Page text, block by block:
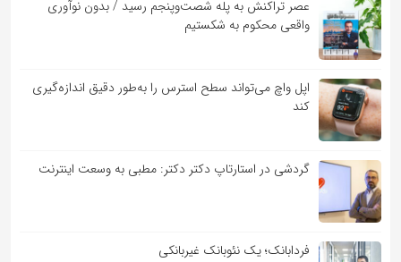
عصر تراکنش به پله شصت‌وپنجم رسید / بدون نوآوری
واقعی محکوم به شکستیم
اپل واچ می‌تواند سطح استرس را به‌طور دقیق اندازه‌گیری
کند
گردشی در استارتاپ دکتر دکتر: مطبی به وسعت اینترنت
فردابانک؛ یک نئوبانک غیربانکی